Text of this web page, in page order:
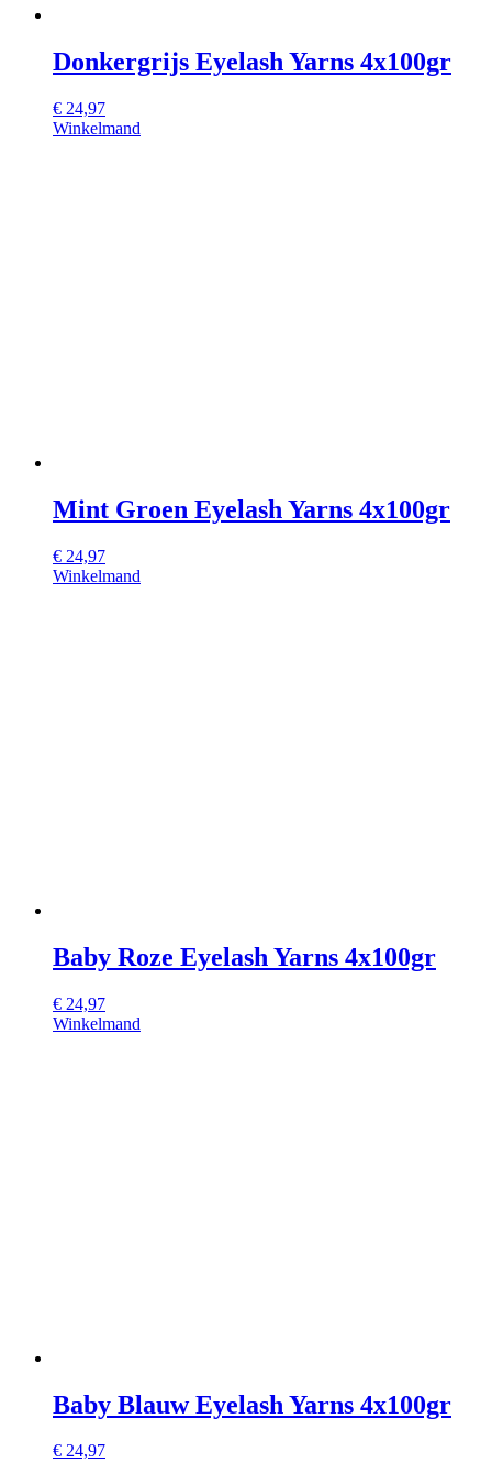
Donkergrijs Eyelash Yarns 4x100gr
€ 24,97
Winkelmand
Mint Groen Eyelash Yarns 4x100gr
€ 24,97
Winkelmand
Baby Roze Eyelash Yarns 4x100gr
€ 24,97
Winkelmand
Baby Blauw Eyelash Yarns 4x100gr
€ 24,97